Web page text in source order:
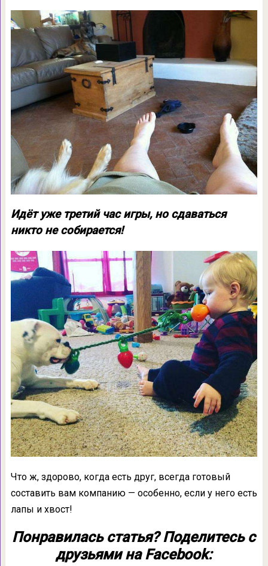
Идёт уже третий час игры, но сдаваться
никто не собирается!
Что ж, здорово, когда есть друг, всегда готовый
составить вам компанию — особенно, если у него есть
лапы и хвост!
Понравилась статья? Поделитесь с
друзьями на Facebook: